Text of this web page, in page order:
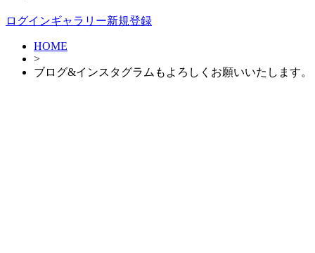
ログインギャラリー新規登録
HOME
>
ブログ&インスタグラムもよろしくお願いいたします。